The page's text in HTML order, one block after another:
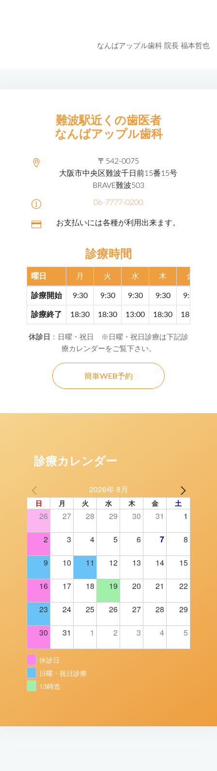
なんばアップル歯科 院長 福本哲也
難波駅近くの歯医者
なんばアップル歯科
〒542-0075
大阪市中央区難波千日前15番15号
BRAVE難波503
06-7777-0200
お支払いには各種が利用出来ます。
診療時間
曜日 月 火 水 木 金
診療開始 9:30 9:30 9:30 9:30 9:30
診療終了 18:30 18:30 13:00 18:30 18:30
休診日 ：日曜・祝日 ※日曜・祝日診療は下記診
療カレンダーをご覧下さい。
簡単WEB予約
診療カレンダー
2026年 8月
日 月 火 水 木 金 土
26 27 28 29 30 31 1
2 3 4 5 6 7 8
9 10 11 12 13 14 15
16 17 18 19 20 21 22
23 24 25 26 27 28 29
30 31 1 2 3 4 5
休診日
日曜・祝日診療
13時迄